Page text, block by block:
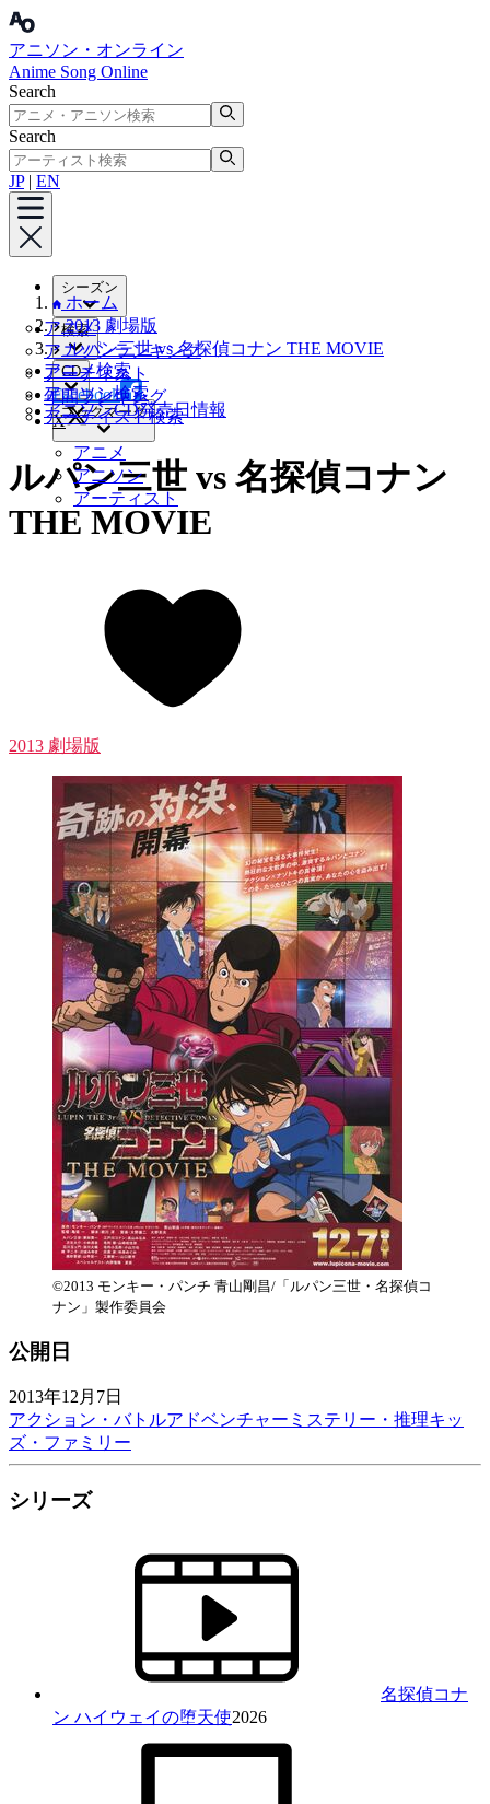
アニソン・オンライン
Anime Song Online
Search
Search
JP| EN
シーズン
アニメ
アニソンランキング
アーティスト
年間ランキング
検索
アニメ検索
アニソン検索
アーティスト検索
CD
アニソンCD発売日情報
ブックマーク
アニメ
アニソン
アーティスト
ホーム
2013 劇場版
ルパン三世 vs 名探偵コナン THE MOVIE
Facebook
X
ルパン三世 vs 名探偵コナン
THE MOVIE
2013 劇場版
©2013 モンキー・パンチ 青山剛昌/「ルパン三世・名探偵コ
ナン」製作委員会
公開日
2013年12月7日
アクション・バトルアドベンチャー ミステリー・推理キッ
ズ・ファミリー
シリーズ
名探偵コナ
ン ハイウェイの堕天使2026